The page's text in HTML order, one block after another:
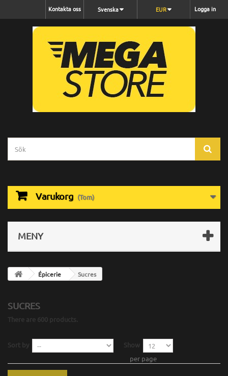
Logga in
EUR
Svenska
Kontakta oss
Varukorg (Tom)
MENY
Épicerie Sucres
SUCRES
There are 600 products.
Sort by
Show
per page